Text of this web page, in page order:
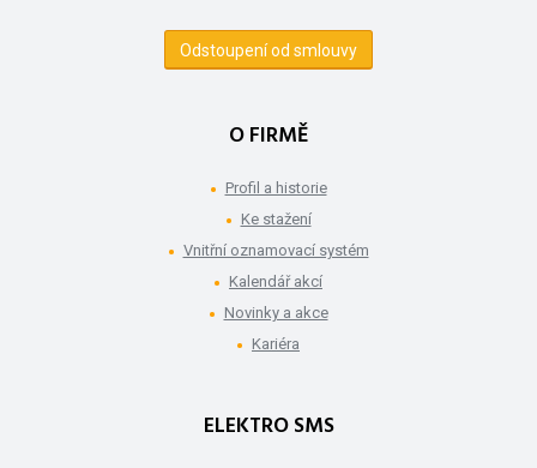
Odstoupení od smlouvy
O FIRMĚ
Profil a historie
Ke stažení
Vnitřní oznamovací systém
Kalendář akcí
Novinky a akce
Kariéra
ELEKTRO SMS